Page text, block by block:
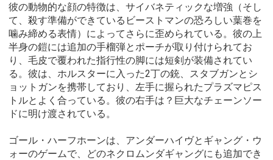
彼の動物的な顔の特徴は、サイバネティックな増強（そし
て、殺す準備ができているビーストマンの恐ろしい葉巻を
噛み締める表情）によってさらに歪められている。彼の上
半身の鎧には追加の手榴弾とポーチが取り付けられてお
り、毛皮で覆われた指行性の脚には短剣が装備されてい
る。彼は、ホルスターに入った2丁の銃、スタブガンとシ
ョットガンを携帯しており、左手に握られたプラズマピス
トルとよく合っている。彼の右手は？巨大なチェーンソー
ドに明け渡されている。
ゴール・ハーフホーンは、アンダーハイヴとギャング・ウ
ォーのゲームで、どのネクロムンダギャングにも追加でき